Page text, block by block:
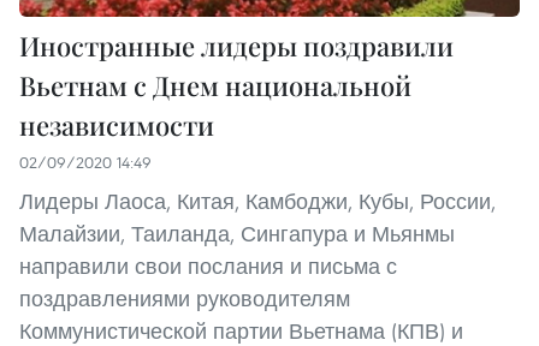
Иностранные лидеры поздравили
Вьетнам с Днем национальной
независимости
02/09/2020 14:49
Лидеры Лаоса, Китая, Камбоджи, Кубы, России,
Малайзии, Таиланда, Сингапура и Мьянмы
направили свои послания и письма с
поздравлениями руководителям
Коммунистической партии Вьетнама (КПВ) и